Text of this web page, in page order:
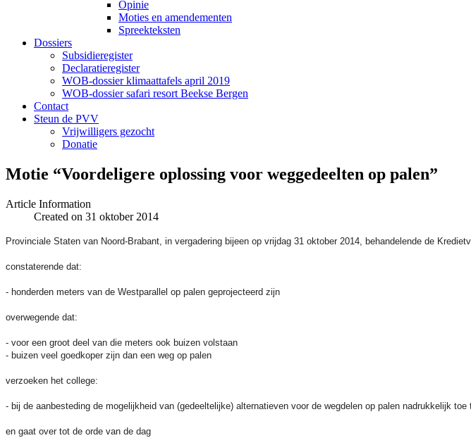
Opinie
Moties en amendementen
Spreekteksten
Dossiers
Subsidieregister
Declaratieregister
WOB-dossier klimaattafels april 2019
WOB-dossier safari resort Beekse Bergen
Contact
Steun de PVV
Vrijwilligers gezocht
Donatie
Motie “Voordeligere oplossing voor weggedeelten op palen”
Article Information
Created on 31 oktober 2014
Provinciale Staten van Noord-Brabant, in vergadering bijeen op vrijdag 31 oktober 2014, behandelende de
constaterende dat:
- honderden meters van de Westparallel op palen geprojecteerd zijn
overwegende dat:
- voor een groot deel van die meters ook buizen volstaan
- buizen veel goedkoper zijn dan een weg op palen
verzoeken het college:
- bij de aanbesteding de mogelijkheid van (gedeeltelijke) alternatieven voor de wegdelen op palen nadrukkelijk
en gaat over tot de orde van de dag